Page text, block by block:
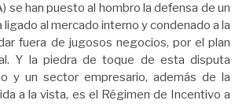
se han puesto al hombro la defensa de un
al mercado interno y condenado a la
fuera de jugosos negocios, por el plan
Y la piedra de toque de esta disputa
y un sector empresario, además de la
a la vista, es el Régimen de Incentivo a